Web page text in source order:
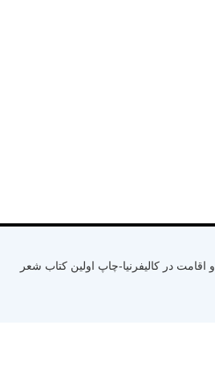
متولد سال ۱۳۳۰ رشت استان گیلان- کسب لیسانس از دانشگاه ملی ایران- کوچ به ینگه دنیا سال ۱۳۶۵ و اقامت در کالیفرنیا-چاپ اولین کتاب شعر